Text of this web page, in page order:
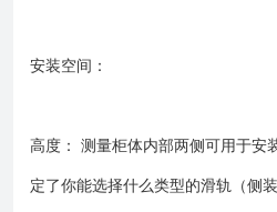
安装空间：
高度： 测量柜体内部两侧可用于安
定了你能选择什么类型的滑轨（侧